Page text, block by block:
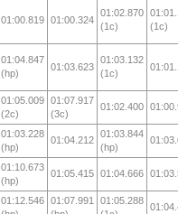
01:00.819 01:00.324
01:02.870
(1c)
(1c)
01:04.847
(hp)
01:03.623
01:03.132
(1c)
01:05.009
(2c)
01:07.917
(3c)
01:02.400
01:03.228
(hp)
01:04.212
01:03.844
(hp)
01:10.673
(hp)
01:05.415 01:04.666
01:12.546 01:07.991
01:05.288